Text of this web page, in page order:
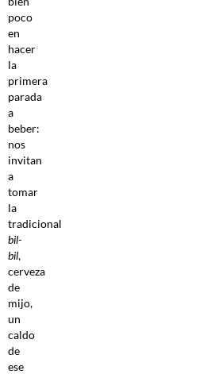
poco
en
hacer
la
primera
parada
a
beber:
nos
invitan
a
tomar
la
tradicional
bil-
bil,
cerveza
de
mijo,
un
caldo
de
ese